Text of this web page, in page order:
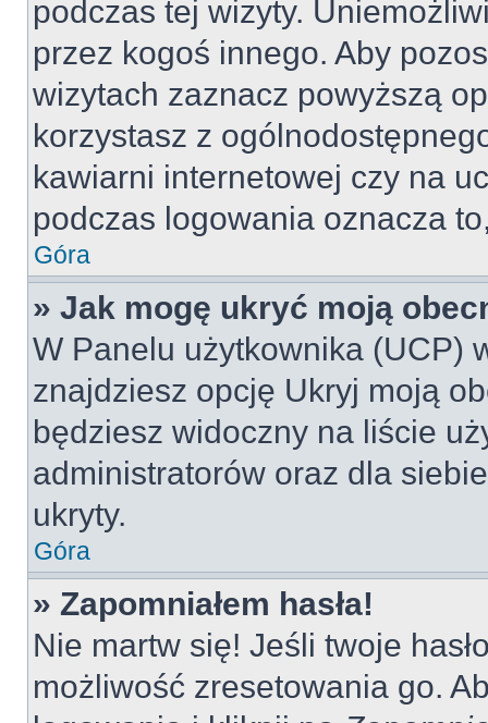
podczas tej wizyty.
przez kogoś innego. Aby
wizytach zaznacz powyższą
korzystasz z
kawiarni internetowej czy na
podczas logowania oznacza
Góra
» Jak mogę ukryć moją
W Panelu użytkownika (UCP)
znajdziesz opcję Ukryj moją
będziesz widoczny na liście
administratorów oraz dla
ukryty.
Góra
» Zapomniałem hasła!
Nie martw się! Jeśli twoje
możliwość zresetowania go.